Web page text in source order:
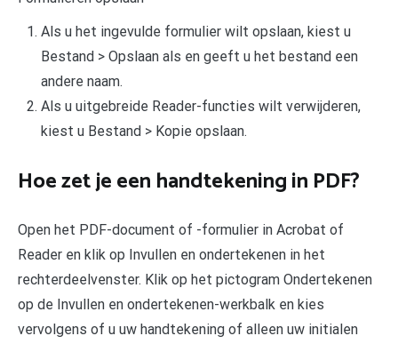
Als u het ingevulde formulier wilt opslaan, kiest u
Bestand > Opslaan als en geeft u het bestand een
andere naam.
Als u uitgebreide Reader-functies wilt verwijderen,
kiest u Bestand > Kopie opslaan.
Hoe zet je een handtekening in PDF?
Open het PDF-document of -formulier in Acrobat of
Reader en klik op Invullen en ondertekenen in het
rechterdeelvenster. Klik op het pictogram Ondertekenen
op de Invullen en ondertekenen-werkbalk en kies
vervolgens of u uw handtekening of alleen uw initialen